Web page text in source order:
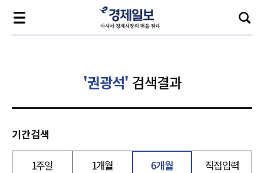
'권광석' 검색결과
기간검색
1주일 1개월 6개월 직접입력